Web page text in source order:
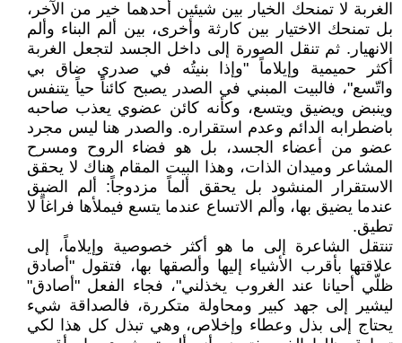
الغربة لا تمنحك الخيار بين شيئين أحدهما خير من الآخر،
بل تمنحك الاختيار بين كارثة وأخرى، بين ألم البناء وألم
الانهيار. ثم تنقل الصورة إلى داخل الجسد لتجعل الغربة
أكثر حميمية وإيلاماً "وإذا بنيتُه في صدري ضاق بي
واتّسع"، فالبيت المبني في الصدر يصبح كائناً حياً يتنفس
وينبض ويضيق ويتسع، وكأنه كائن عضوي يعذب صاحبه
باضطرابه الدائم وعدم استقراره. والصدر هنا ليس مجرد
عضو من أعضاء الجسد، بل هو فضاء الروح ومسرح
المشاعر وميدان الذات، وهذا البيت المقام هناك لا يحقق
الاستقرار المنشود بل يحقق ألماً مزدوجاً: ألم الضيق
عندما يضيق بها، وألم الاتساع عندما يتسع فيملأها فراغاً لا
تطيق.
تنتقل الشاعرة إلى ما هو أكثر خصوصية وإيلاماً، إلى
علاقتها بأقرب الأشياء إليها وألصقها بها، فتقول "أصادق
ظلّي أحيانا عند الغروب يخذلني"، فجاء الفعل "أصادق"
ليشير إلى جهد كبير ومحاولة متكررة، فالصداقة شيء
يحتاج إلى بذل وعطاء وإخلاص، وهي تبذل كل هذا لكي